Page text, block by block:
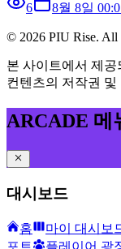
6
8월 8일
© 2026 PIU Rise. All
본 사이트에서 제공
컨텐츠의 저작권
ARCADE 메
대시보드
홈 마이 대시보
포트
플레이어 광